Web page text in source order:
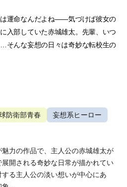
運命なんだよね――気づけば彼女の
入部していた赤城雄太。先輩、いつ
そんな妄想の日々は奇妙な転校生の
防衛部青春
妄想系ヒーロー
力の作品で、主人公の赤城雄太が
開される奇妙な日常が描かれてい
る主人公の淡い想いが中心にあ